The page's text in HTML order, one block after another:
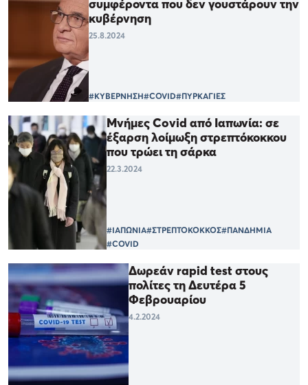
συμφέροντα που δεν γουστάρουν την
κυβέρνηση
25.8.2024
#ΚΥΒΕΡΝΗΣΗ#COVID#ΠΥΡΚΑΓΙΕΣ
Μνήμες Covid από Ιαπωνία: σε
έξαρση λοίμωξη στρεπτόκοκκου
που τρώει τη σάρκα
22.3.2024
#ΙΑΠΩΝΙΑ#ΣΤΡΕΠΤΟΚΟΚΚΟΣ#ΠΑΝΔΗΜΙΑ
#COVID
Δωρεάν rapid test στους
πολίτες τη Δευτέρα 5
Φεβρουαρίου
4.2.2024